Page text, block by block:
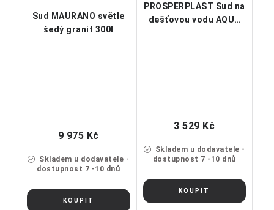
Sud MAURANO světle
šedý granit 300l
Skladem u dodavatele -
dostupnost 7 -10 dnů
9 975 Kč
PROSPERPLAST Sud na
dešťovou vodu AQUA
Skladem u dodavatele -
dostupnost 7 -10 dnů
3 529 Kč